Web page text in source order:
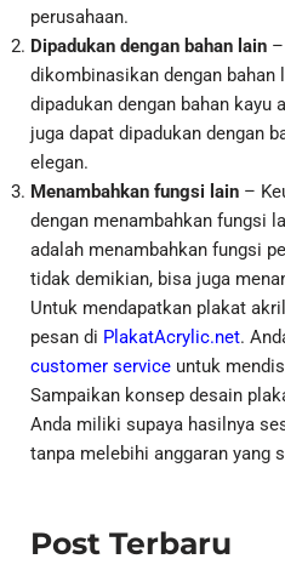
perusahaan.
Dipadukan dengan bahan lain
dikombinasikan dengan
dipadukan dengan bahan
juga dapat dipadukan dengan
elegan.
Menambahkan fungsi lain –
dengan menambahkan fungsi
adalah menambahkan fungsi
tidak demikian, bisa juga
Untuk mendapatkan plakat
pesan di PlakatAcrylic.net.
customer service untuk
Sampaikan konsep desain
Anda miliki supaya hasilnya
tanpa melebihi anggaran yang
Post Terbaru